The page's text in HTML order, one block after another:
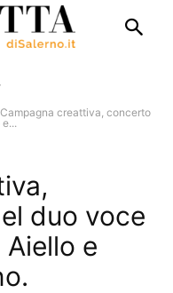
Campagna creattiva, concerto
duo voce
e